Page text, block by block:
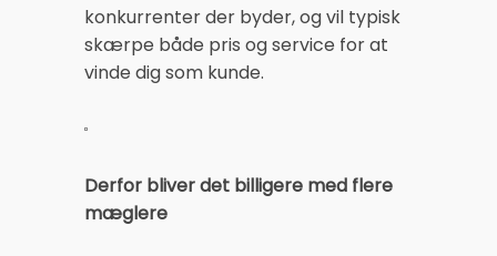
konkurrenter der byder, og vil typisk
skærpe både pris og service for at
vinde dig som kunde.
Derfor bliver det billigere med flere
mæglere